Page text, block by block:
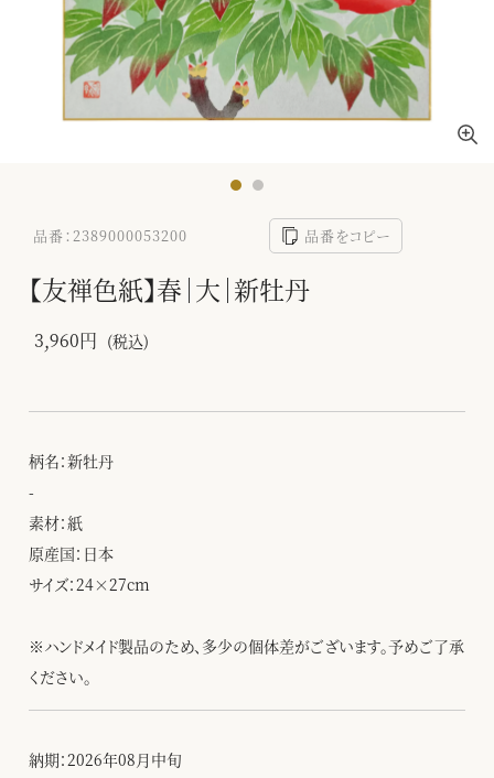
品番：2389000053200 品番をコピー
【友禅色紙】春｜大｜新牡丹
3,960円 (税込)
柄名：新牡丹
-
素材：紙
原産国：日本
サイズ：24×27cm
※ハンドメイド製品のため、多少の個体差がございます。予めご了承
ください。
納期：2026年08月中旬